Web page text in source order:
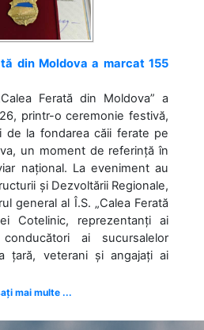
din Moldova a marcat 155
Ferată din Moldova” a
printr-o ceremonie festivă,
de la fondarea căii ferate pe
un moment de referință în
național. La eveniment au
și Dezvoltării Regionale,
general al Î.S. „Calea Ferată
Cotelinic, reprezentanți ai
ai sucursalelor
țară, veterani și angajați ai
mai multe ...